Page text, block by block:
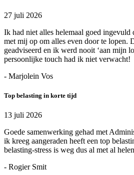
27 juli 2026
Ik had niet alles helemaal goed ingevuld
met mij op om alles even door te lopen.
geadviseerd en ik werd nooit ‘aan mijn
persoonlijke touch had ik niet verwacht!
- Marjolein Vos
Top belasting in korte tijd
13 juli 2026
Goede samenwerking gehad met
ik kreeg aangeraden heeft een top
belasting-stress is weg dus al met al
- Rogier Smit